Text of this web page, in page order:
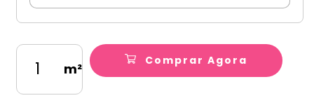
m²
Comprar Agora